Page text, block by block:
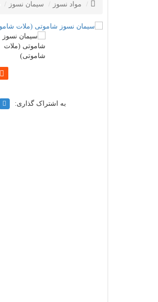
مواد نسوز سیمان نسوز
به اشتراک گذاری: